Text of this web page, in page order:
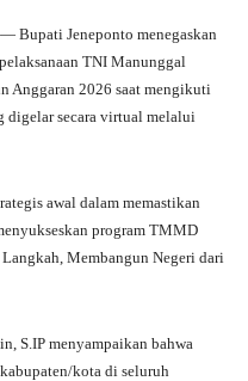
re
Bupati Jeneponto menegaskan
TNI Manunggal
Anggaran 2026 saat mengikuti
digelar secara virtual melalui
awal dalam memastikan
program TMMD
Membangun Negeri dari
S.IP menyampaikan bahwa
kota di seluruh